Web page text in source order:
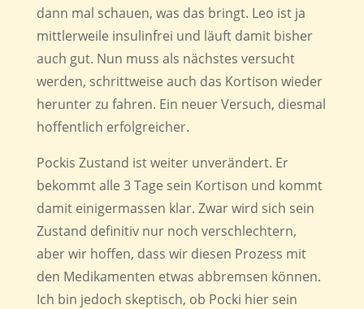
dann mal schauen, was das bringt. Leo ist ja
mittlerweile insulinfrei und läuft damit bisher
auch gut. Nun muss als nächstes versucht
werden, schrittweise auch das Kortison wieder
herunter zu fahren. Ein neuer Versuch, diesmal
hoffentlich erfolgreicher.
Pockis Zustand ist weiter unverändert. Er
bekommt alle 3 Tage sein Kortison und kommt
damit einigermassen klar. Zwar wird sich sein
Zustand definitiv nur noch verschlechtern,
aber wir hoffen, dass wir diesen Prozess mit
den Medikamenten etwas abbremsen können.
Ich bin jedoch skeptisch, ob Pocki hier sein